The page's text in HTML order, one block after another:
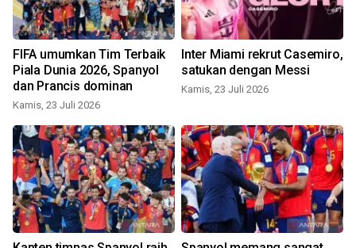
FIFA umumkan Tim Terbaik
Piala Dunia 2026, Spanyol
dan Prancis dominan
Kamis, 23 Juli 2026
Inter Miami rekrut Casemiro,
satukan dengan Messi
Kamis, 23 Juli 2026